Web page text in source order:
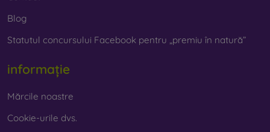
Pe magazinul nostru onlineFOONveți găsi zeci de huse
Trebuie doar să o alegeți pe cea potrivită pentru
dumneavoastră.
Blog
Statutul concursului Facebook pentru „premiu în natură”
informație
Mărcile noastre
Cookie-urile dvs.